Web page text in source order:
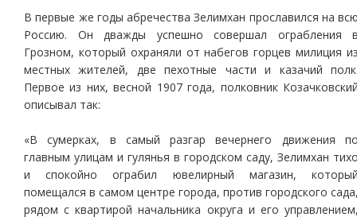
В первые же годы абречества Зелимхан прославился на
Россию. Он дважды успешно совершал ограбления
Грозном, который охраняли от набегов горцев милиция
местных жителей, две пехотные части и казачий
Первое из них, весной 1907 года, полковник
описывал так:
«В сумерках, в самый разгар вечернего движения
главным улицам и гулянья в городском саду, Зелимхан
и спокойно ограбил ювелирный магазин,
помещался в самом центре города, против городского
рядом с квартирой начальника округа и его